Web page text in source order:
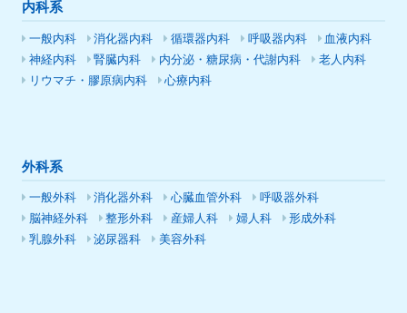
内科系
一般内科 消化器内科 循環器内科 呼吸器内科
血液内科
神経内科
腎臓内科 内分泌・糖尿病・代謝内科
老人内科
リウマチ・膠原病内科
心療内科
外科系
一般外科 消化器外科 心臓血管外科
呼吸器外科
脳神経外科
整形外科 産婦人科 婦人科
形成外科
乳腺外科
泌尿器科 美容外科